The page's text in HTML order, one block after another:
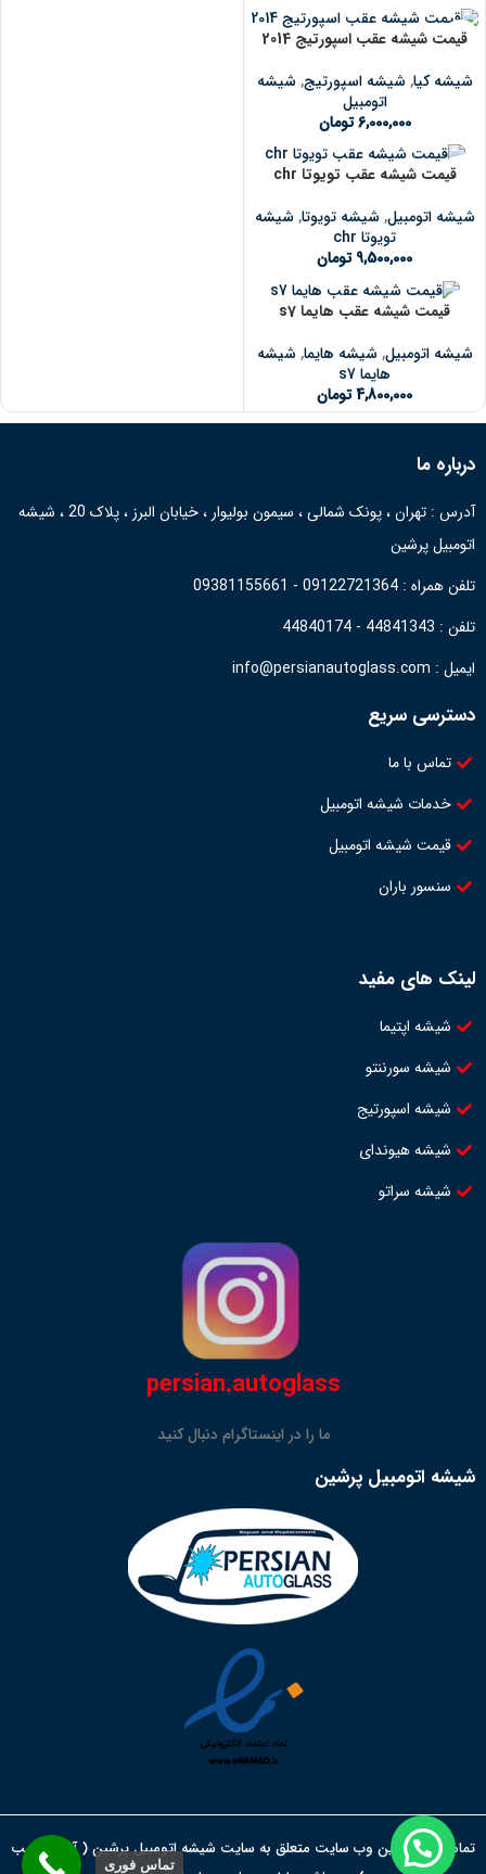
قیمت شیشه عقب اسپورتیج 2014
شیشه کیا,شیشه اسپورتیج,شیشه
اتومبیل
6,000,000 تومان
قیمت شیشه عقب تویوتا chr
شیشه اتومبیل,شیشه تویوتا,شیشه
تویوتا chr
9,500,000 تومان
قیمت شیشه عقب هایما s7
شیشه اتومبیل,شیشه هایما,شیشه
هایما s7
4,800,000تومان
درباره ما
آدرس : تهران ، پونک شمالی ، سیمون بولیوار ، خیابان البرز ، پلاک 20 ، شیشه
اتومبیل پرشین
تلفن همراه : 09122721364 - 09381155661
تلفن : 44841343 - 44840174
ایمیل : info@persianautoglass.com
دسترسی سریع
تماس با ما
خدمات شیشه اتومبیل
قیمت شیشه اتومبیل
سنسور باران
لینک های مفید
شیشه اپتیما
شیشه سورننتو
شیشه اسپورتیج
شیشه هیوندای
شیشه سراتو
persian.autoglass
ما را در اینستاگرام دنبال کنید
شیشه اتومبیل پرشین
تمامی حقوق این وب سایت متعلق به سایت شیشه اتومبیل پرشین ( آقای نجیب
تماس فوری